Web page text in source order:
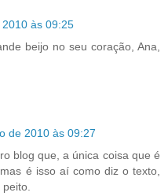
às 09:25
beijo no seu coração, Ana,
de 2010 às 09:27
blog que, a única coisa que é
é isso aí como diz o texto,
peito.